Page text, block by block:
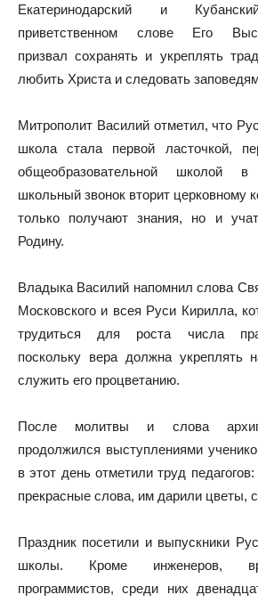
Екатеринодарский и
приветственном слове Его
призвал сохранять и укреплять
любить Христа и следовать
Митрополит Василий отметил, что
школа стала первой ласточкой,
общеобразовательной школой
школьный звонок вторит церковному
только получают знания, но и
Родину.
Владыка Василий напомнил слова
Московского и всея Руси Кирилла,
трудиться для роста числа
поскольку вера должна укреплять
служить его процветанию.
После молитвы и слова
продолжился выступлениями
в этот день отметили труд
прекрасные слова, им дарили цветы,
Праздник посетили и выпускники
школы. Кроме инженеров,
программистов, среди них